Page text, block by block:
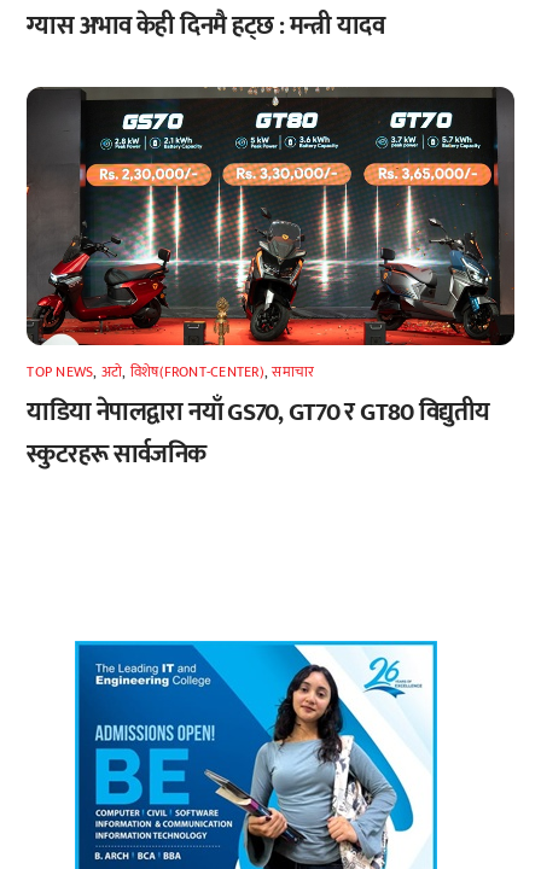
ग्यास अभाव केही दिनमै हट्छ : मन्त्री यादव
TOP NEWS, अटाे, विशेष(FRONT-CENTER),समाचार
याडिया नेपालद्वारा नयाँ GS70, GT70 र GT80 विद्युतीय
स्कुटरहरू सार्वजनिक